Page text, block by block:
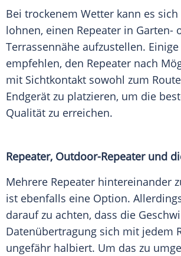
Bei trockenem Wetter kann es
lohnen, einen Repeater in Garten-
Terrassennähe aufzustellen.
empfehlen, den Repeater nach
mit Sichtkontakt sowohl zum
Endgerät zu platzieren, um die
Qualität zu erreichen.
Repeater, Outdoor-Repeater und
Mehrere Repeater hintereinander
ist ebenfalls eine Option.
darauf zu achten, dass die
Datenübertragung sich mit jedem
ungefähr halbiert. Um das zu